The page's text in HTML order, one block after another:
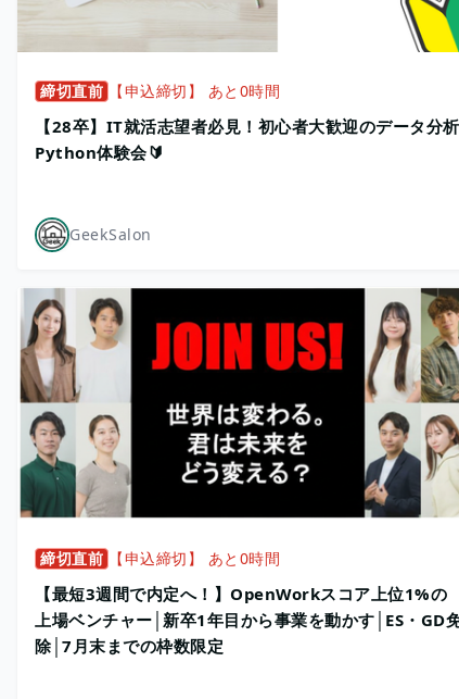
締切直前 【申込締切】 あと0時間
【28卒】IT就活志望者必見！初心者大歓迎のデータ分析
Python体験会🔰
GeekSalon
締切直前 【申込締切】 あと0時間
【最短3週間で内定へ！】OpenWorkスコア上位1%の
上場ベンチャー│新卒1年目から事業を動かす│ES・GD
除│7月末までの枠数限定